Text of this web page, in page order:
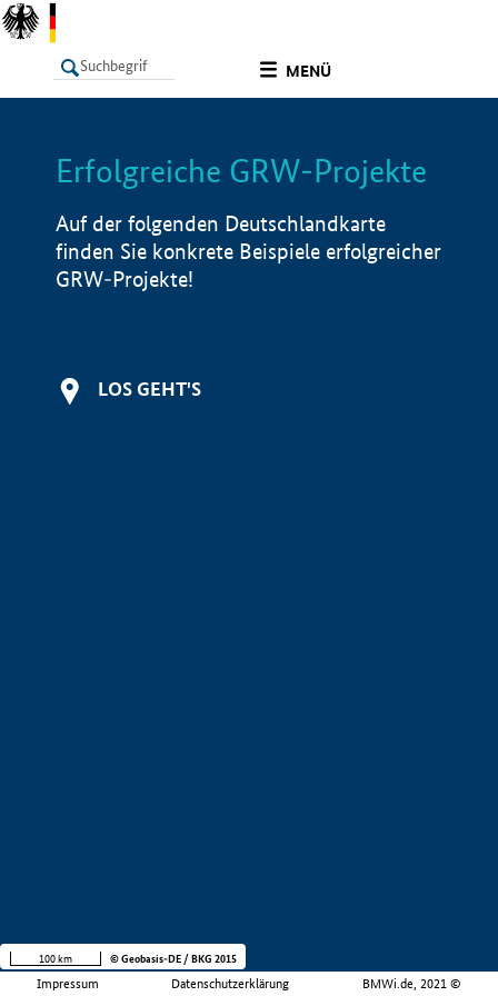
MENÜ
LISTE Info
Erfolgreiche GRW-Projekte
Auf der folgenden Deutschlandkarte
finden Sie konkrete Beispiele erfolgreicher
GRW-Projekte!
LOS GEHT'S
Impressum Datenschutzerklärung BMWi.de, 2021 ©
100 km © Geobasis-DE / BKG 2015